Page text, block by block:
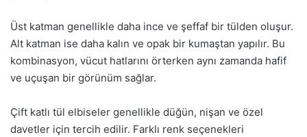
Üst katman genellikle daha ince ve şeffaf bir tülden oluşur.
Alt katman ise daha kalın ve opak bir kumaştan yapılır. Bu
kombinasyon, vücut hatlarını örterken aynı zamanda hafif
ve uçuşan bir görünüm sağlar.
Çift katlı tül elbiseler genellikle düğün, nişan ve özel
davetler için tercih edilir. Farklı renk seçenekleri